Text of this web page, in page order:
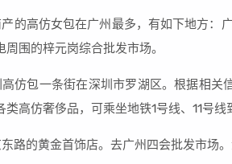
的高仿女包在广州最多，有如下地方：
周围的梓元岗综合批发市场。
仿包一条街在深圳市罗湖区。根据相关
类高仿奢侈品，可乘坐地铁1号线、11号线
路的黄金首饰店。去广州四会批发市场